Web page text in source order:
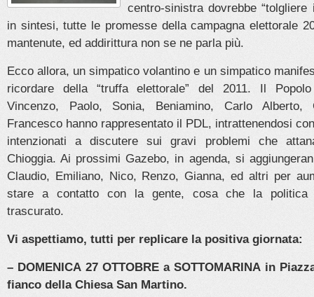
centro-sinistra dovrebbe “tolgliere
in sintesi, tutte le promesse della campagna elettorale
mantenute, ed addirittura non se ne parla più.
Ecco allora, un simpatico volantino e un simpatico
ricordare della “truffa elettorale” del 2011. Il
Vincenzo, Paolo, Sonia, Beniamino, Carlo Alberto,
Francesco hanno rappresentato il PDL, intrattenendosi
intenzionati a discutere sui gravi problemi che
Chioggia. Ai prossimi Gazebo, in agenda, si
Claudio, Emiliano, Nico, Renzo, Gianna, ed altri per
stare a contatto con la gente, cosa che la politica
trascurato.
Vi aspettiamo, tutti per replicare la positiva giornata:
– DOMENICA 27 OTTOBRE a SOTTOMARINA in
fianco della Chiesa San Martino.